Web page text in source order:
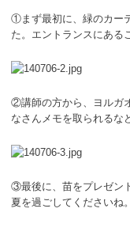
発行物
一般の方
団体で見学希望の方
エコメイト・京エコサポータ
①まず最初に、緑のカー
た。エントランスにある
②講師の方から、ヨルガ
なさんメモを取られるな
③最後に、苗をプレゼン
夏を過ごしてくださいね。